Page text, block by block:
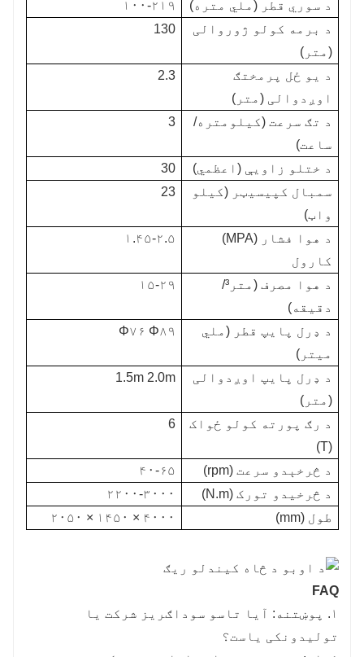
د سوري قطر (ملي متره)
۱۰۰-۲۱۹
د برمه کولو ژوروالی
(متر)
130
د یو ځل پرمختګ
اوږدوالی (متر)
2.3
د تګ سرعت (کیلومتره/
ساعت)
3
د ختلو زاویې (اعظمي)
30
سمبال کپیسیټر (کیلو
واټ)
23
د هوا فشار (MPA)
کارول
۱.۴۵-۲.۵
د هوا مصرف (متر³/
دقیقه)
۱۵-۲۹
د ډرل پایپ قطر (ملي
میتر)
Φ۷۶ Φ۸۹
د ډرل پایپ اوږدوالی
(متر)
1.5m 2.0m
د رګ پورته کولو ځواک
(T)
6
د څرخېدو سرعت (rpm)
۴۰-۶۵
د څرخیدو تورک (N.m)
۲۲۰۰-۳۰۰۰
طول (mm)
۴۰۰۰ × ۱۴۵۰ × ۲۰۵۰
FAQ
۱. پوښتنه: آیا تاسو سوداګریز شرکت یا
تولیدونکی یاست؟